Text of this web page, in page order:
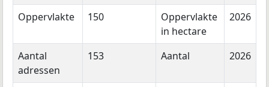
Oppervlakte 150
Oppervlakte
in hectare
2026
Aantal
adressen
153 Aantal 2026